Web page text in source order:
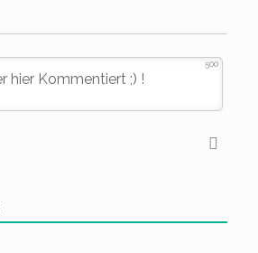
500